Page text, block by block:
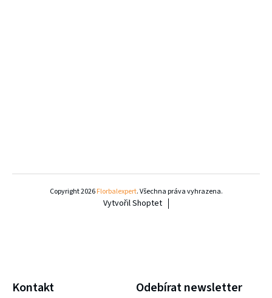
Kontakt Odebírat newsletter
Vytvořil Shoptet
Copyright 2026Florbalexpert. Všechna práva vyhrazena.